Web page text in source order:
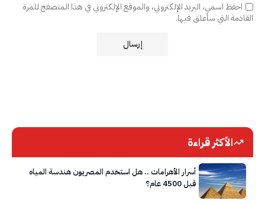
احفظ اسمي، البريد الإلكتروني، والموقع الإلكتروني في هذا المتصفح للمرة
القادمة التي سأعلق فيها.
الأكثر قراءة
أسرار الأهرامات .. هل استخدم المصريون هندسة المياه
قبل 4500 عام؟